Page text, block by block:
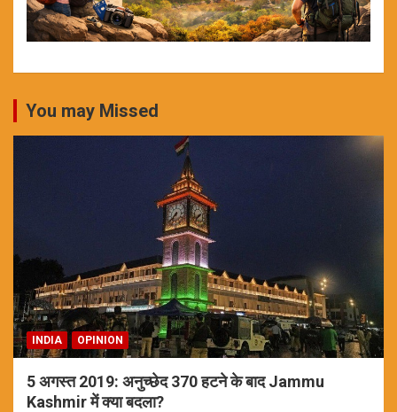
You may Missed
INDIA OPINION
5 अगस्त 2019: अनुच्छेद 370 हटने के बाद Jammu
Kashmir में क्या बदला?